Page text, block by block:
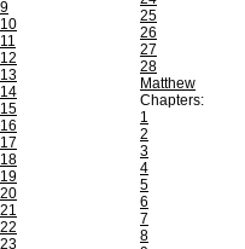
9
10
11
12
13
14
15
16
17
18
19
20
21
22
23
25
26
27
28
Matthew
Chapters:
1
2
3
4
5
6
7
8